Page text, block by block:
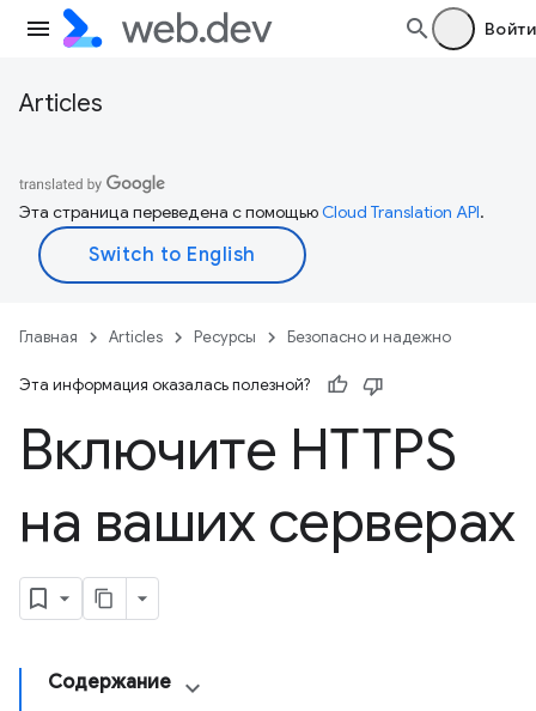
Войти
Articles
Эта страница переведена с помощьюCloud Translation API.
Главная Articles Ресурсы Безопасно и надежно
Эта информация оказалась полезной?
Включите HTTPS
на ваших серверах
Содержание